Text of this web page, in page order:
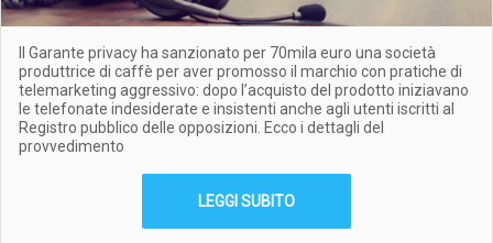
Il Garante privacy ha sanzionato per 70mila euro una società
produttrice di caffè per aver promosso il marchio con pratiche di
telemarketing aggressivo: dopo l’acquisto del prodotto iniziavano
le telefonate indesiderate e insistenti anche agli utenti iscritti al
Registro pubblico delle opposizioni. Ecco i dettagli del
provvedimento
LEGGI SUBITO